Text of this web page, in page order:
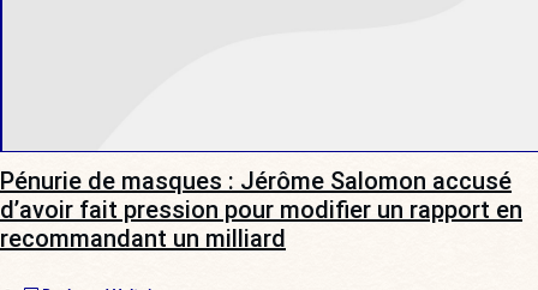
Pénurie de masques : Jérôme Salomon accusé
d’avoir fait pression pour modifier un rapport en
recommandant un milliard